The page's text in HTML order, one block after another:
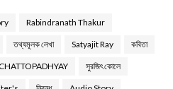
Rabindranath Thakur
তথ্যমূলক লেখা Satyajit Ray কবিতা
সুরজিৎ কোলে